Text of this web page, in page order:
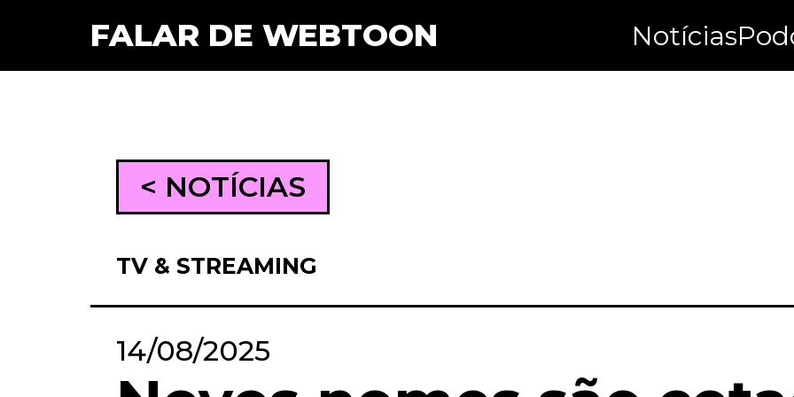
FALAR DE WEBTOON Notícias
< NOTÍCIAS
TV & STREAMING
14/08/2025